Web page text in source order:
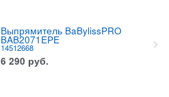
Выпрямитель BaBylissPRO
BAB2071EPE
14512668
6 290 руб.